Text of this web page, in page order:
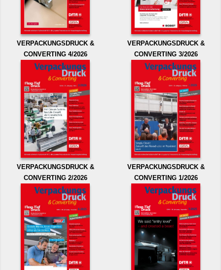
VERPACKUNGSDRUCK &
CONVERTING 4/2026
VERPACKUNGSDRUCK &
CONVERTING 3/2026
VERPACKUNGSDRUCK &
CONVERTING 2/2026
VERPACKUNGSDRUCK &
CONVERTING 1/2026